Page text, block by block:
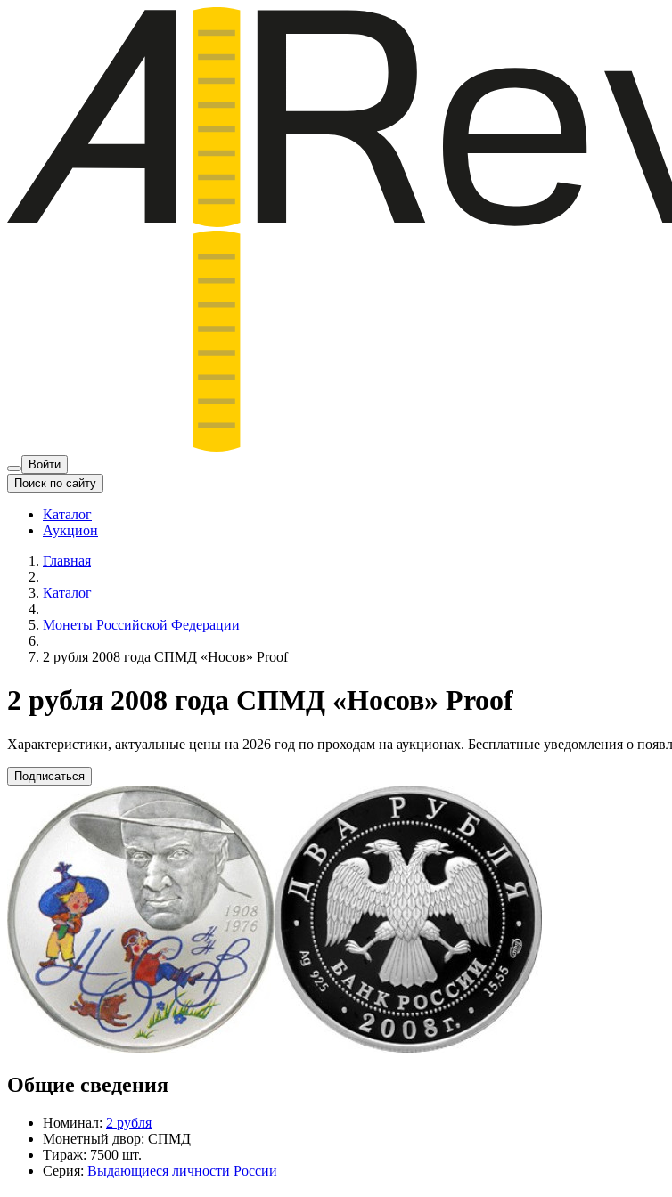
Войти
Поиск по сайту
Каталог
Аукцион
Главная
Каталог
Монеты Российской Федерации
2 рубля 2008 года СПМД «Носов» Proof
2 рубля 2008 года СПМД «Носов» Proof
Характеристики, актуальные цены на 2026 год по проходам на аукционах. Бесплатные уведомления о
Подписаться
Общие сведения
Номинал: 2 рубля
Монетный двор: СПМД
Тираж: 7500 шт.
Серия: Выдающиеся личности России